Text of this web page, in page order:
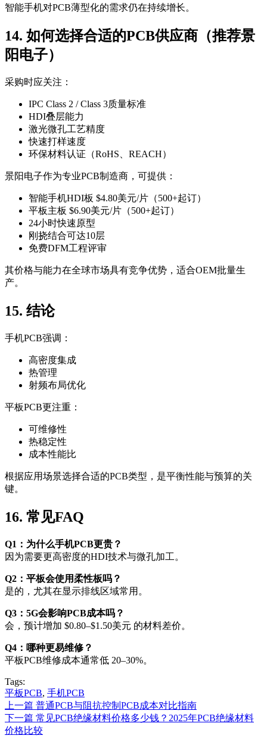
智能手机对PCB薄型化的需求仍在持续增长。
14. 如何选择合适的PCB供应商（推荐景
阳电子）
采购时应关注：
IPC Class 2 / Class 3质量标准
HDI叠层能力
激光微孔工艺精度
快速打样速度
环保材料认证（RoHS、REACH）
景阳电子作为专业PCB制造商，可提供：
智能手机HDI板 $4.80美元/片（500+起订）
平板主板 $6.90美元/片（500+起订）
24小时快速原型
刚挠结合可达10层
免费DFM工程评审
其价格与能力在全球市场具有竞争优势，适合OEM批量生
产。
15. 结论
手机PCB强调：
高密度集成
热管理
射频布局优化
平板PCB更注重：
可维修性
热稳定性
成本性能比
根据应用场景选择合适的PCB类型，是平衡性能与预算的关
键。
16. 常见FAQ
Q1：为什么手机PCB更贵？
因为需要更高密度的HDI技术与微孔加工。
Q2：平板会使用柔性板吗？
是的，尤其在显示排线区域常用。
Q3：5G会影响PCB成本吗？
会，预计增加 $0.80–$1.50美元 的材料差价。
Q4：哪种更易维修？
平板PCB维修成本通常低 20–30%。
Tags:
平板PCB, 手机PCB
上一篇 普通PCB与阻抗控制PCB成本对比指南
下一篇 常见PCB绝缘材料价格多少钱？2025年PCB绝缘材料
价格比较